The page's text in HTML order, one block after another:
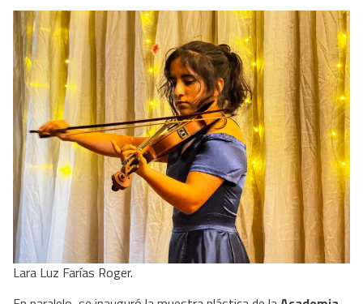
Lara Luz Farías Roger.